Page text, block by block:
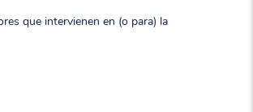
que intervienen en (o para) la